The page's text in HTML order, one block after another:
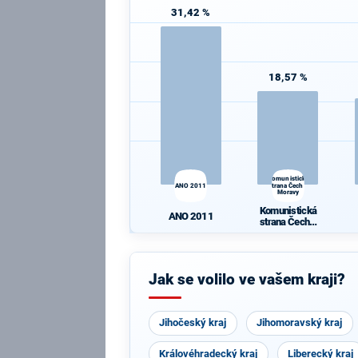
31,42 %
ANO 2011
ANO 2011
18,57 %
Komunistická
strana Čech a
Moravy
Komunistická
strana Čech a
Jak se volilo ve vašem kraji?
Jihočeský kraj Jihomoravský kraj
Královéhradecký kraj Liberecký kraj